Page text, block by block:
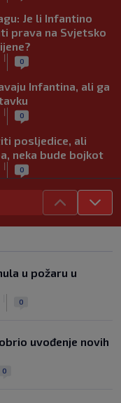
Je li Infantino
prava na Svjetsko
| 0
Infantina, ali ga
| 0
posljedice, ali
neka bude bojkot
| 0
ima novi klub,
"težinom"
radi (VIDEO)
prije 6 h
u požaru u
0
uvođenje novih
0